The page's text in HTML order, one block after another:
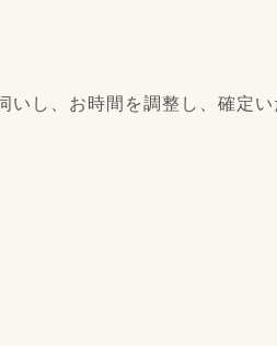
いし、お時間を調整し、確定い